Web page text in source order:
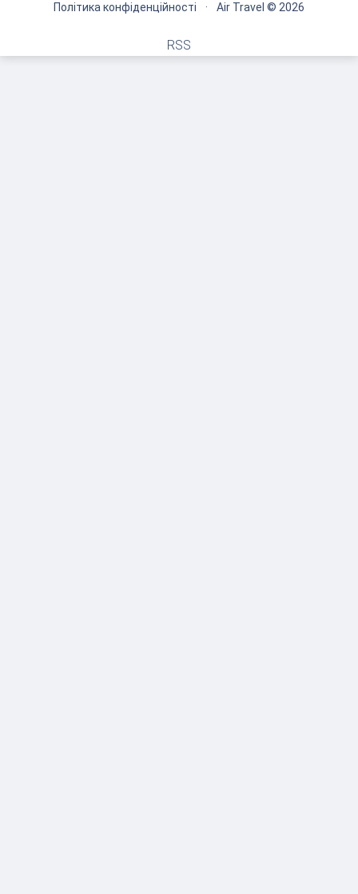
Політика конфіденційності · Air Travel © 2026
RSS